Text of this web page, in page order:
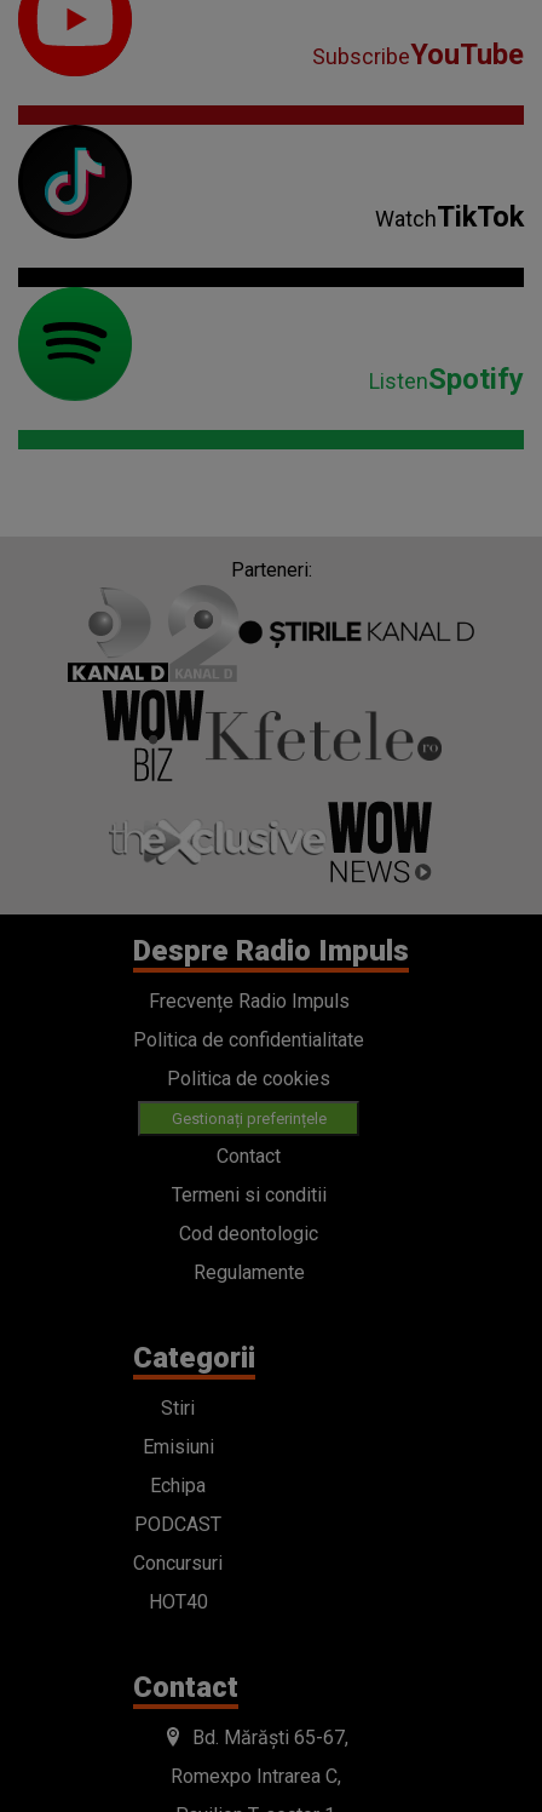
SubscribeYouTube
WatchTikTok
ListenSpotify
Parteneri:
Despre Radio Impuls
Frecvențe Radio Impuls
Politica de confidentialitate
Politica de cookies
Gestionați preferințele
Contact
Termeni si conditii
Cod deontologic
Regulamente
Categorii
Stiri
Emisiuni
Echipa
PODCAST
Concursuri
HOT40
Contact
Bd. Mărăști 65-67,
Romexpo Intrarea C,